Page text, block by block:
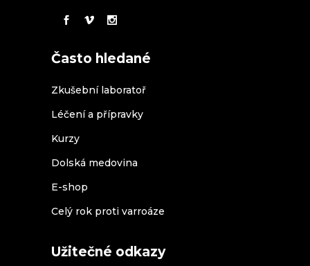
Často hledané
Zkušební laboratoř
Léčení a přípravky
Kurzy
Dolská medovina
E-shop
Celý rok proti varroáze
Užitečné odkazy